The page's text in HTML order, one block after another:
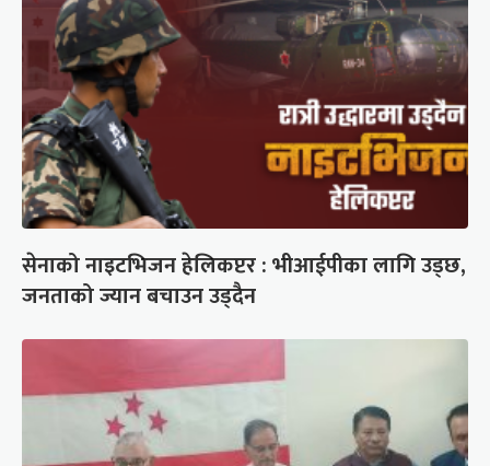
सेनाको नाइटभिजन हेलिकप्टर : भीआईपीका लागि उड्छ,
जनताको ज्यान बचाउन उड्दैन